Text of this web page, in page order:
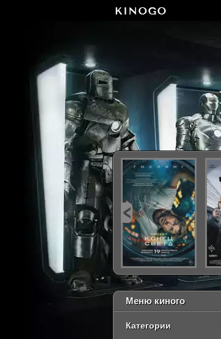
Меню киного
Категории